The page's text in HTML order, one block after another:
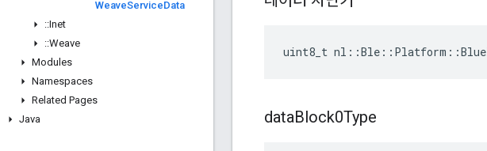
WeaveServiceData
::Inet
::Weave
Modules
Namespaces
Related Pages
Java
uint8_t
dataBlock0Type